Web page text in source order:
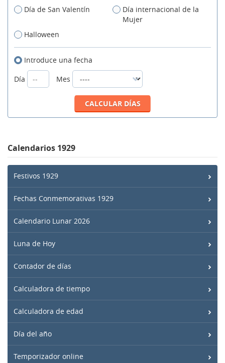
Día de San Valentín
Día internacional de la
Mujer
Halloween
Introduce una fecha
Día
Mes
Calendarios 1929
Festivos 1929
Fechas Conmemorativas 1929
Calendario Lunar 2026
Luna de Hoy
Contador de días
Calculadora de tiempo
Calculadora de edad
Día del año
Temporizador online